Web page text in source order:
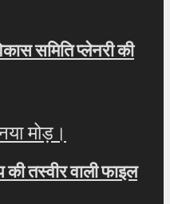
समिति प्लेनरी की
तस्वीर वाली फाइल